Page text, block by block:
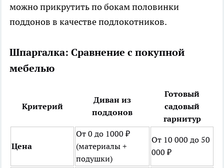
можно прикрутить по бокам половинки
поддонов в качестве подлокотников.
Шпаргалка: Сравнение с покупной
мебелью
Критерий
Диван из
поддонов
Готовый
садовый
гарнитур
Цена
От 0 до 1000 ₽
(материалы +
подушки)
От 10 000 до 50
000 ₽